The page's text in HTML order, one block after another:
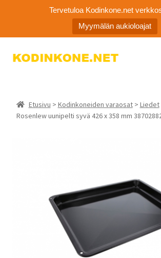
Tervetuloa Kodinkone.net
Myymälän aukioloajat
Siirry
Siirry
Ota yhteyttä
Etusivu > Kodinkoneiden varaosat> Liedet
Rosenlew uunipelti syvä 426 x 358 mm